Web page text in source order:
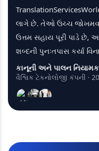
લાગે છે. તેઓ ઉચ્ચ
ઉત્તમ સહાય પૂરી પાડે છે,
શબ્દની પુનઃતપાસ કર્યા
કાનૂની અને પાલન નિયામક
વૈશ્વિક ટેકનોલોજી કંપની ·